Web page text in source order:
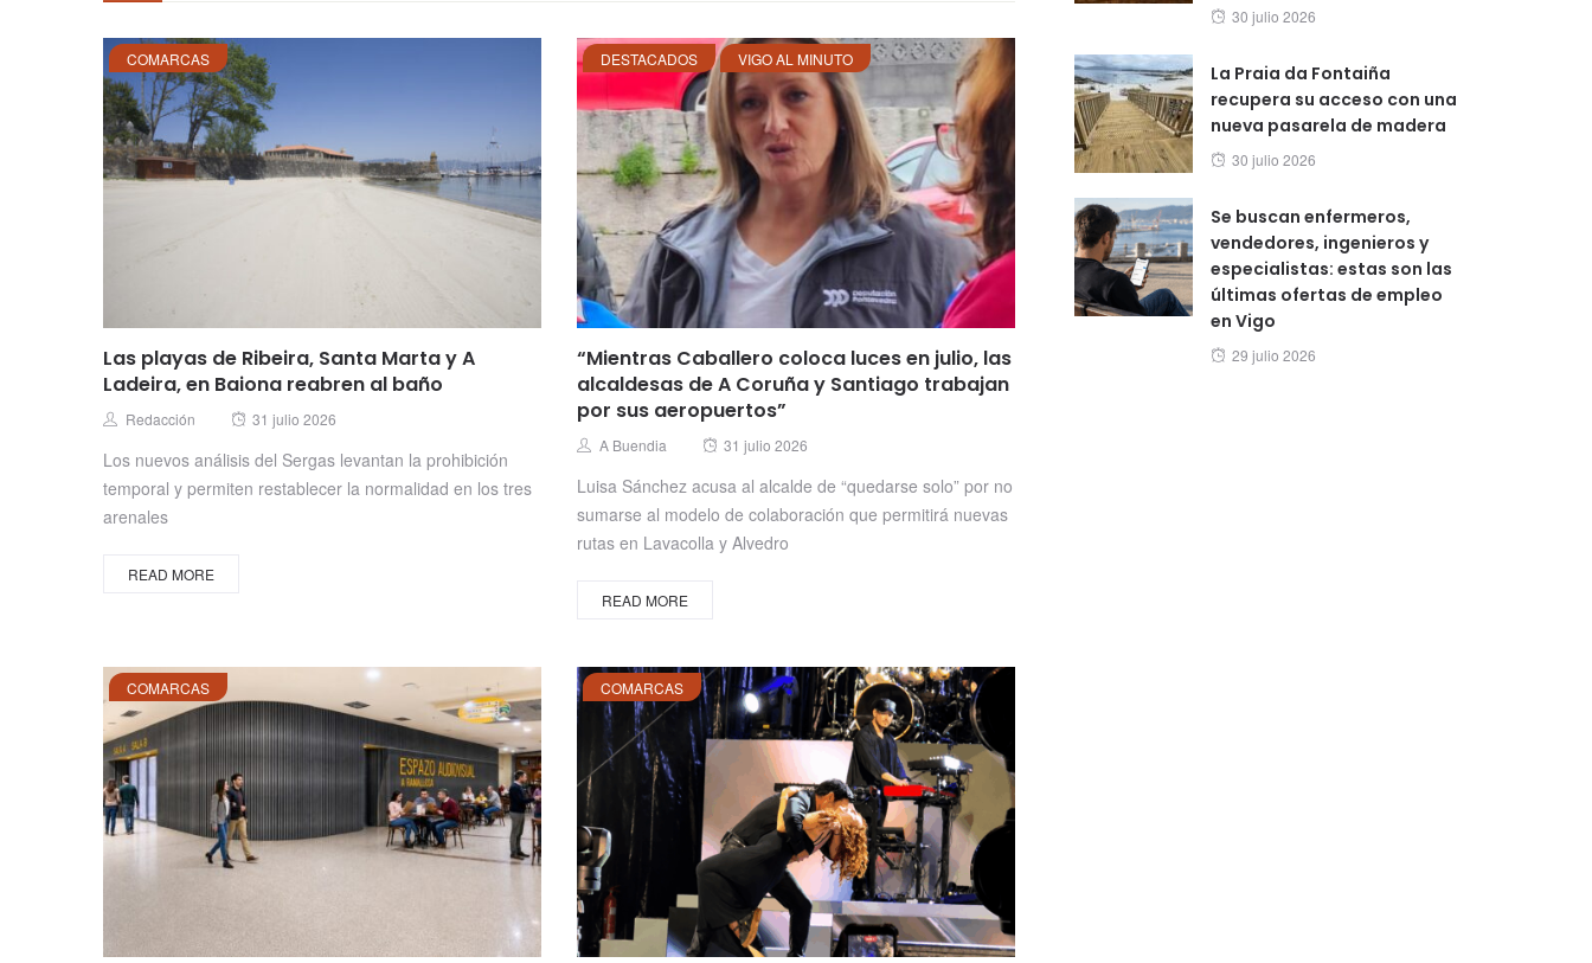
COMARCAS
Las playas de Ribeira, Santa Marta y A
Ladeira, en Baiona reabren al baño
Author
Redacción
Posted
31 julio 2026
Los nuevos análisis del Sergas levantan la prohibición
temporal y permiten restablecer la normalidad en los tres
arenales
READ MORE
DESTACADOS VIGO AL MINUTO
“Mientras Caballero coloca luces en julio, las
alcaldesas de A Coruña y Santiago trabajan
por sus aeropuertos”
Author
A Buendia
Posted
31 julio 2026
Luisa Sánchez acusa al alcalde de “quedarse solo” por no
sumarse al modelo de colaboración que permitirá nuevas
rutas en Lavacolla y Alvedro
READ MORE
COMARCAS COMARCAS
Posted
30 julio 2026
La Praia da Fontaiña
recupera su acceso con una
nueva pasarela de madera
Posted
30 julio 2026
Se buscan enfermeros,
vendedores, ingenieros y
especialistas: estas son las
últimas ofertas de empleo
en Vigo
Posted
29 julio 2026